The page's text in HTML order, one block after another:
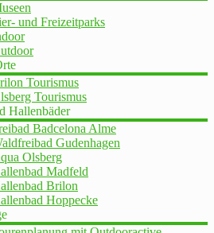
und Freizeitparks
Tourismus
Tourismus
Hallenbäder
Badcelona Alme
Gudenhagen
Olsberg
Madfeld
Brilon
Hoppecke